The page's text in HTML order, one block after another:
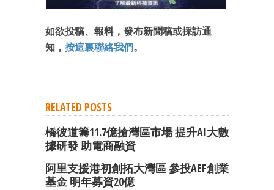
如欲投稿、報料，發布新聞稿或採訪通
知， 按這裏聯絡我們。
RELATED POSTS
橋彼道籌11.7億搶灣區市場 提升AI大數
據研發 助電商融資
阿里支援港初創拓大灣區 參投AEF創業
基金 明年募資20億